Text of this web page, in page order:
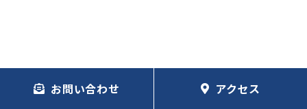
お問い合わせ アクセス